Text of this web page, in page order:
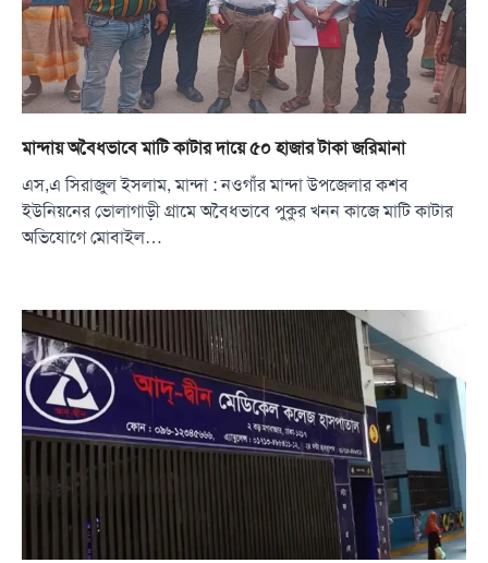
মান্দায় অবৈধভাবে মাটি কাটার দায়ে ৫০ হাজার টাকা জরিমানা
এস,এ সিরাজুল ইসলাম, মান্দা : নওগাঁর মান্দা উপজেলার কশব
ইউনিয়নের ভোলাগাড়ী গ্রামে অবৈধভাবে পুকুর খনন কাজে মাটি কাটার
অভিযোগে মোবাইল…